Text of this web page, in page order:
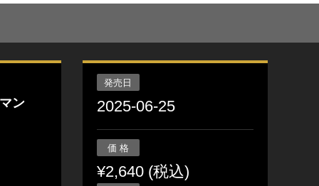
ン
発売日
2025-06-25
価 格
¥2,640 (税込)